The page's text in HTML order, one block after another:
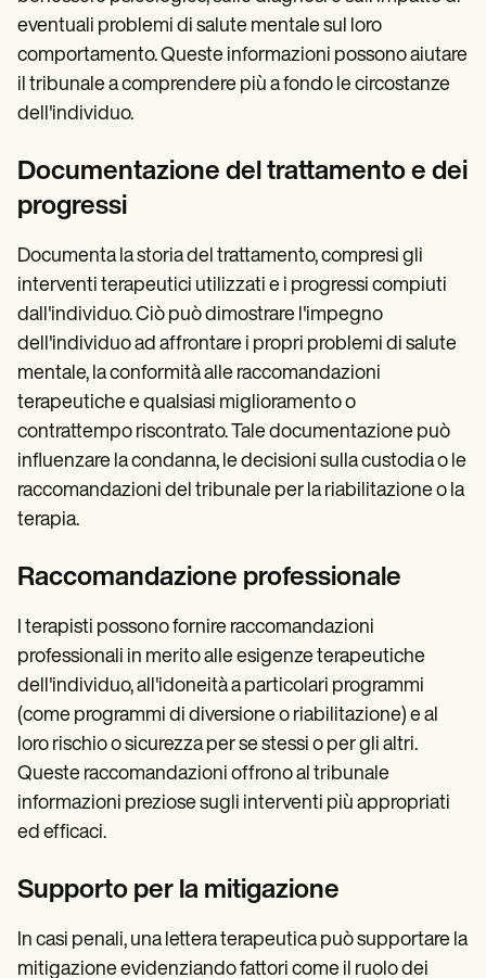
eventuali problemi di salute mentale sul loro
comportamento. Queste informazioni possono aiutare
il tribunale a comprendere più a fondo le circostanze
dell'individuo.
Documentazione del trattamento e dei
progressi
Documenta la storia del trattamento, compresi gli
interventi terapeutici utilizzati e i progressi compiuti
dall'individuo. Ciò può dimostrare l'impegno
dell'individuo ad affrontare i propri problemi di salute
mentale, la conformità alle raccomandazioni
terapeutiche e qualsiasi miglioramento o
contrattempo riscontrato. Tale documentazione può
influenzare la condanna, le decisioni sulla custodia o le
raccomandazioni del tribunale per la riabilitazione o la
terapia.
Raccomandazione professionale
I terapisti possono fornire raccomandazioni
professionali in merito alle esigenze terapeutiche
dell'individuo, all'idoneità a particolari programmi
(come programmi di diversione o riabilitazione) e al
loro rischio o sicurezza per se stessi o per gli altri.
Queste raccomandazioni offrono al tribunale
informazioni preziose sugli interventi più appropriati
ed efficaci.
Supporto per la mitigazione
In casi penali, una lettera terapeutica può supportare la
mitigazione evidenziando fattori come il ruolo dei